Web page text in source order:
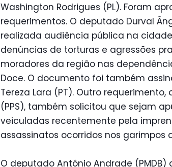
Washington Rodrigues (PL). Foram
requerimentos. O deputado Durval
realizada audiência pública na
denúncias de torturas e agressões
moradores da região nas
Doce. O documento foi também
Tereza Lara (PT). Outro
(PPS), também solicitou que sejam
veiculadas recentemente pela
assassinatos ocorridos nos garimpos
O deputado Antônio Andrade